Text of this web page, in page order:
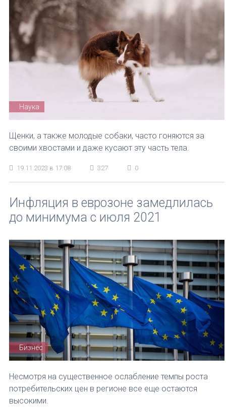
Наука
Щенки, а также молодые собаки, часто гоняются за
своими хвостами и даже кусают эту часть тела.
19.11.2023 в 17:08 327 0
Инфляция в еврозоне замедлилась
до минимума с июля 2021
Бизнес
Несмотря на существенное ослабление темпы роста
потребительских цен в регионе все еще остаются
высокими.